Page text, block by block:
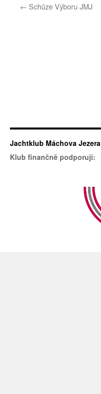
← Schůze Výboru JMJ
Jachtklub Máchova Jezera
Klub finančně podporují: